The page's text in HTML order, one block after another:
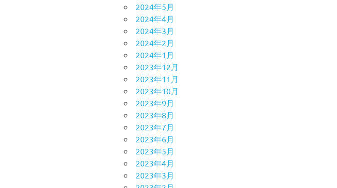
2024年5月
2024年4月
2024年3月
2024年2月
2024年1月
2023年12月
2023年11月
2023年10月
2023年9月
2023年8月
2023年7月
2023年6月
2023年5月
2023年4月
2023年3月